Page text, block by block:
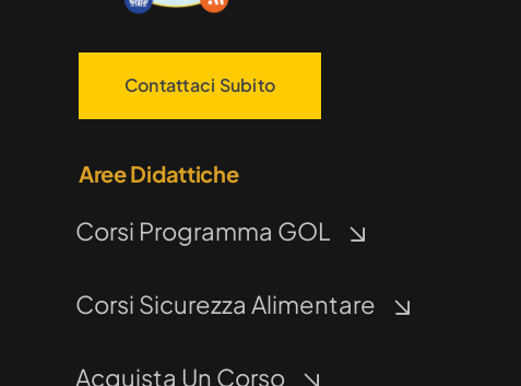
Contattaci Subito
Aree Didattiche
Corsi Programma GOL
Corsi Sicurezza Alimentare
Acquista Un Corso